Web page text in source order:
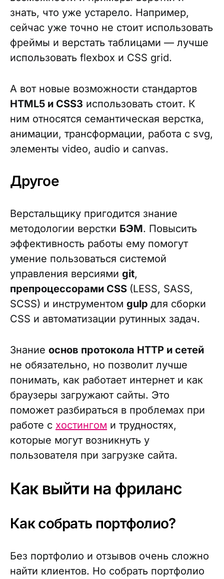
знать, что уже устарело. Например,
сейчас уже точно не стоит использовать
фреймы и верстать таблицами — лучше
использовать flexbox и CSS grid.
А вот новые возможности стандартов
HTML5 и CSS3 использовать стоит. К
ним относятся семантическая верстка,
анимации, трансформации, работа с svg,
элементы video, audio и canvas.
Другое
Верстальщику пригодится знание
методологии верстки БЭМ. Повысить
эффективность работы ему помогут
умение пользоваться системой
управления версиями git,
препроцессорами CSS (LESS, SASS,
SCSS) и инструментом gulp для сборки
CSS и автоматизации рутинных задач.
Знание основ протокола HTTP и сетей
не обязательно, но позволит лучше
понимать, как работает интернет и как
браузеры загружают сайты. Это
поможет разбираться в проблемах при
работе с хостингом и трудностях,
которые могут возникнуть у
пользователя при загрузке сайта.
Как выйти на фриланс
Как собрать портфолио?
Без портфолио и отзывов очень сложно
найти клиентов. Но собрать портфолио